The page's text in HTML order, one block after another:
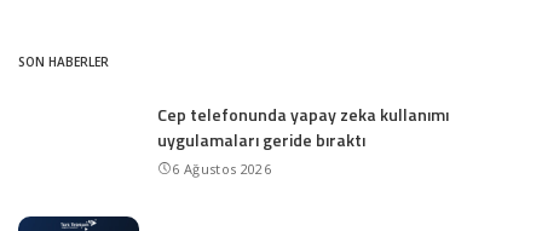
SON HABERLER
Cep telefonunda yapay zeka kullanımı
uygulamaları geride bıraktı
6 Ağustos 2026